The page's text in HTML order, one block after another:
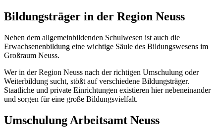
Bildungsträger in der Region Neuss
Neben dem allgemeinbildenden Schulwesen ist auch die
Erwachsenenbildung eine wichtige Säule des Bildungswesens im
Großraum Neuss.
Wer in der Region Neuss nach der richtigen Umschulung oder
Weiterbildung sucht, stößt auf verschiedene Bildungsträger.
Staatliche und private Einrichtungen existieren hier nebeneinander
und sorgen für eine große Bildungsvielfalt.
Umschulung Arbeitsamt Neuss